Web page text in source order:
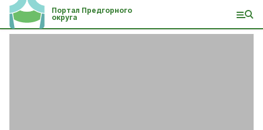
Портал Предгорного
округа